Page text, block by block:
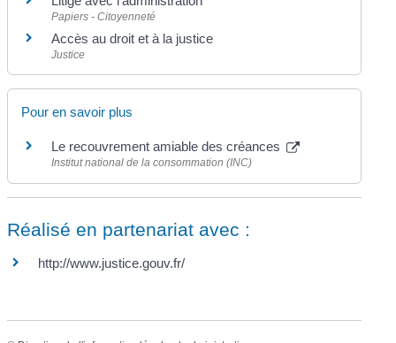
Papiers - Citoyenneté
Accès au droit et à la justice
Justice
Pour en savoir plus
Le recouvrement amiable des créances
Institut national de la consommation (INC)
Réalisé en partenariat avec :
http://www.justice.gouv.fr/